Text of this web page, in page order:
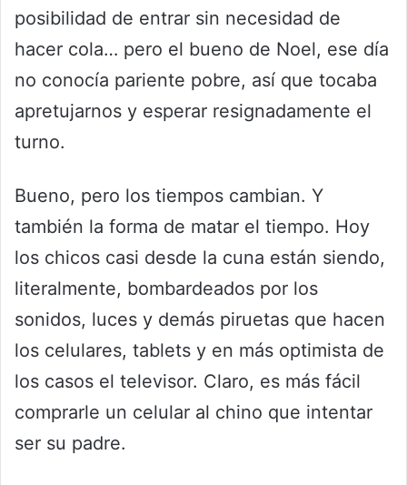
posibilidad de entrar sin necesidad de
hacer cola… pero el bueno de Noel, ese día
no conocía pariente pobre, así que tocaba
apretujarnos y esperar resignadamente el
turno.
Bueno, pero los tiempos cambian. Y
también la forma de matar el tiempo. Hoy
los chicos casi desde la cuna están siendo,
literalmente, bombardeados por los
sonidos, luces y demás piruetas que hacen
los celulares, tablets y en más optimista de
los casos el televisor. Claro, es más fácil
comprarle un celular al chino que intentar
ser su padre.